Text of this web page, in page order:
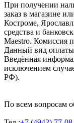
При получении
заказ в магазине
Костроме,
средства и
Maestro. Комиссия
Данный вид оплаты
Введённая
исключением
РФ).
По всем вопросам